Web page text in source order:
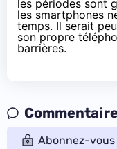
les périodes sont
les smartphones
temps. Il serait
son propre
barrières.
Abonnez-